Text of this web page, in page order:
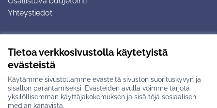
Tietoa verkkosivustolla käytetyistä
evästeistä
Käytämme sivustollamme evästeitä sivuston suorituskyvyn ja
sisällön parantamiseksi. Evästeiden avulla voimme tarjota
yksilöllisemmän käyttäjäkokemuksen ja sisältöjä sosiaalisen
median kanavista.
Yhteystiedot
Ohjeet kirjautumiseen
Ohjeet kommentin jättämiseen